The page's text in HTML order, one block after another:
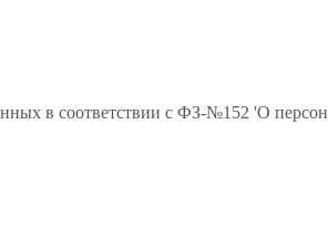
в соответствии с ФЗ-№152 'О